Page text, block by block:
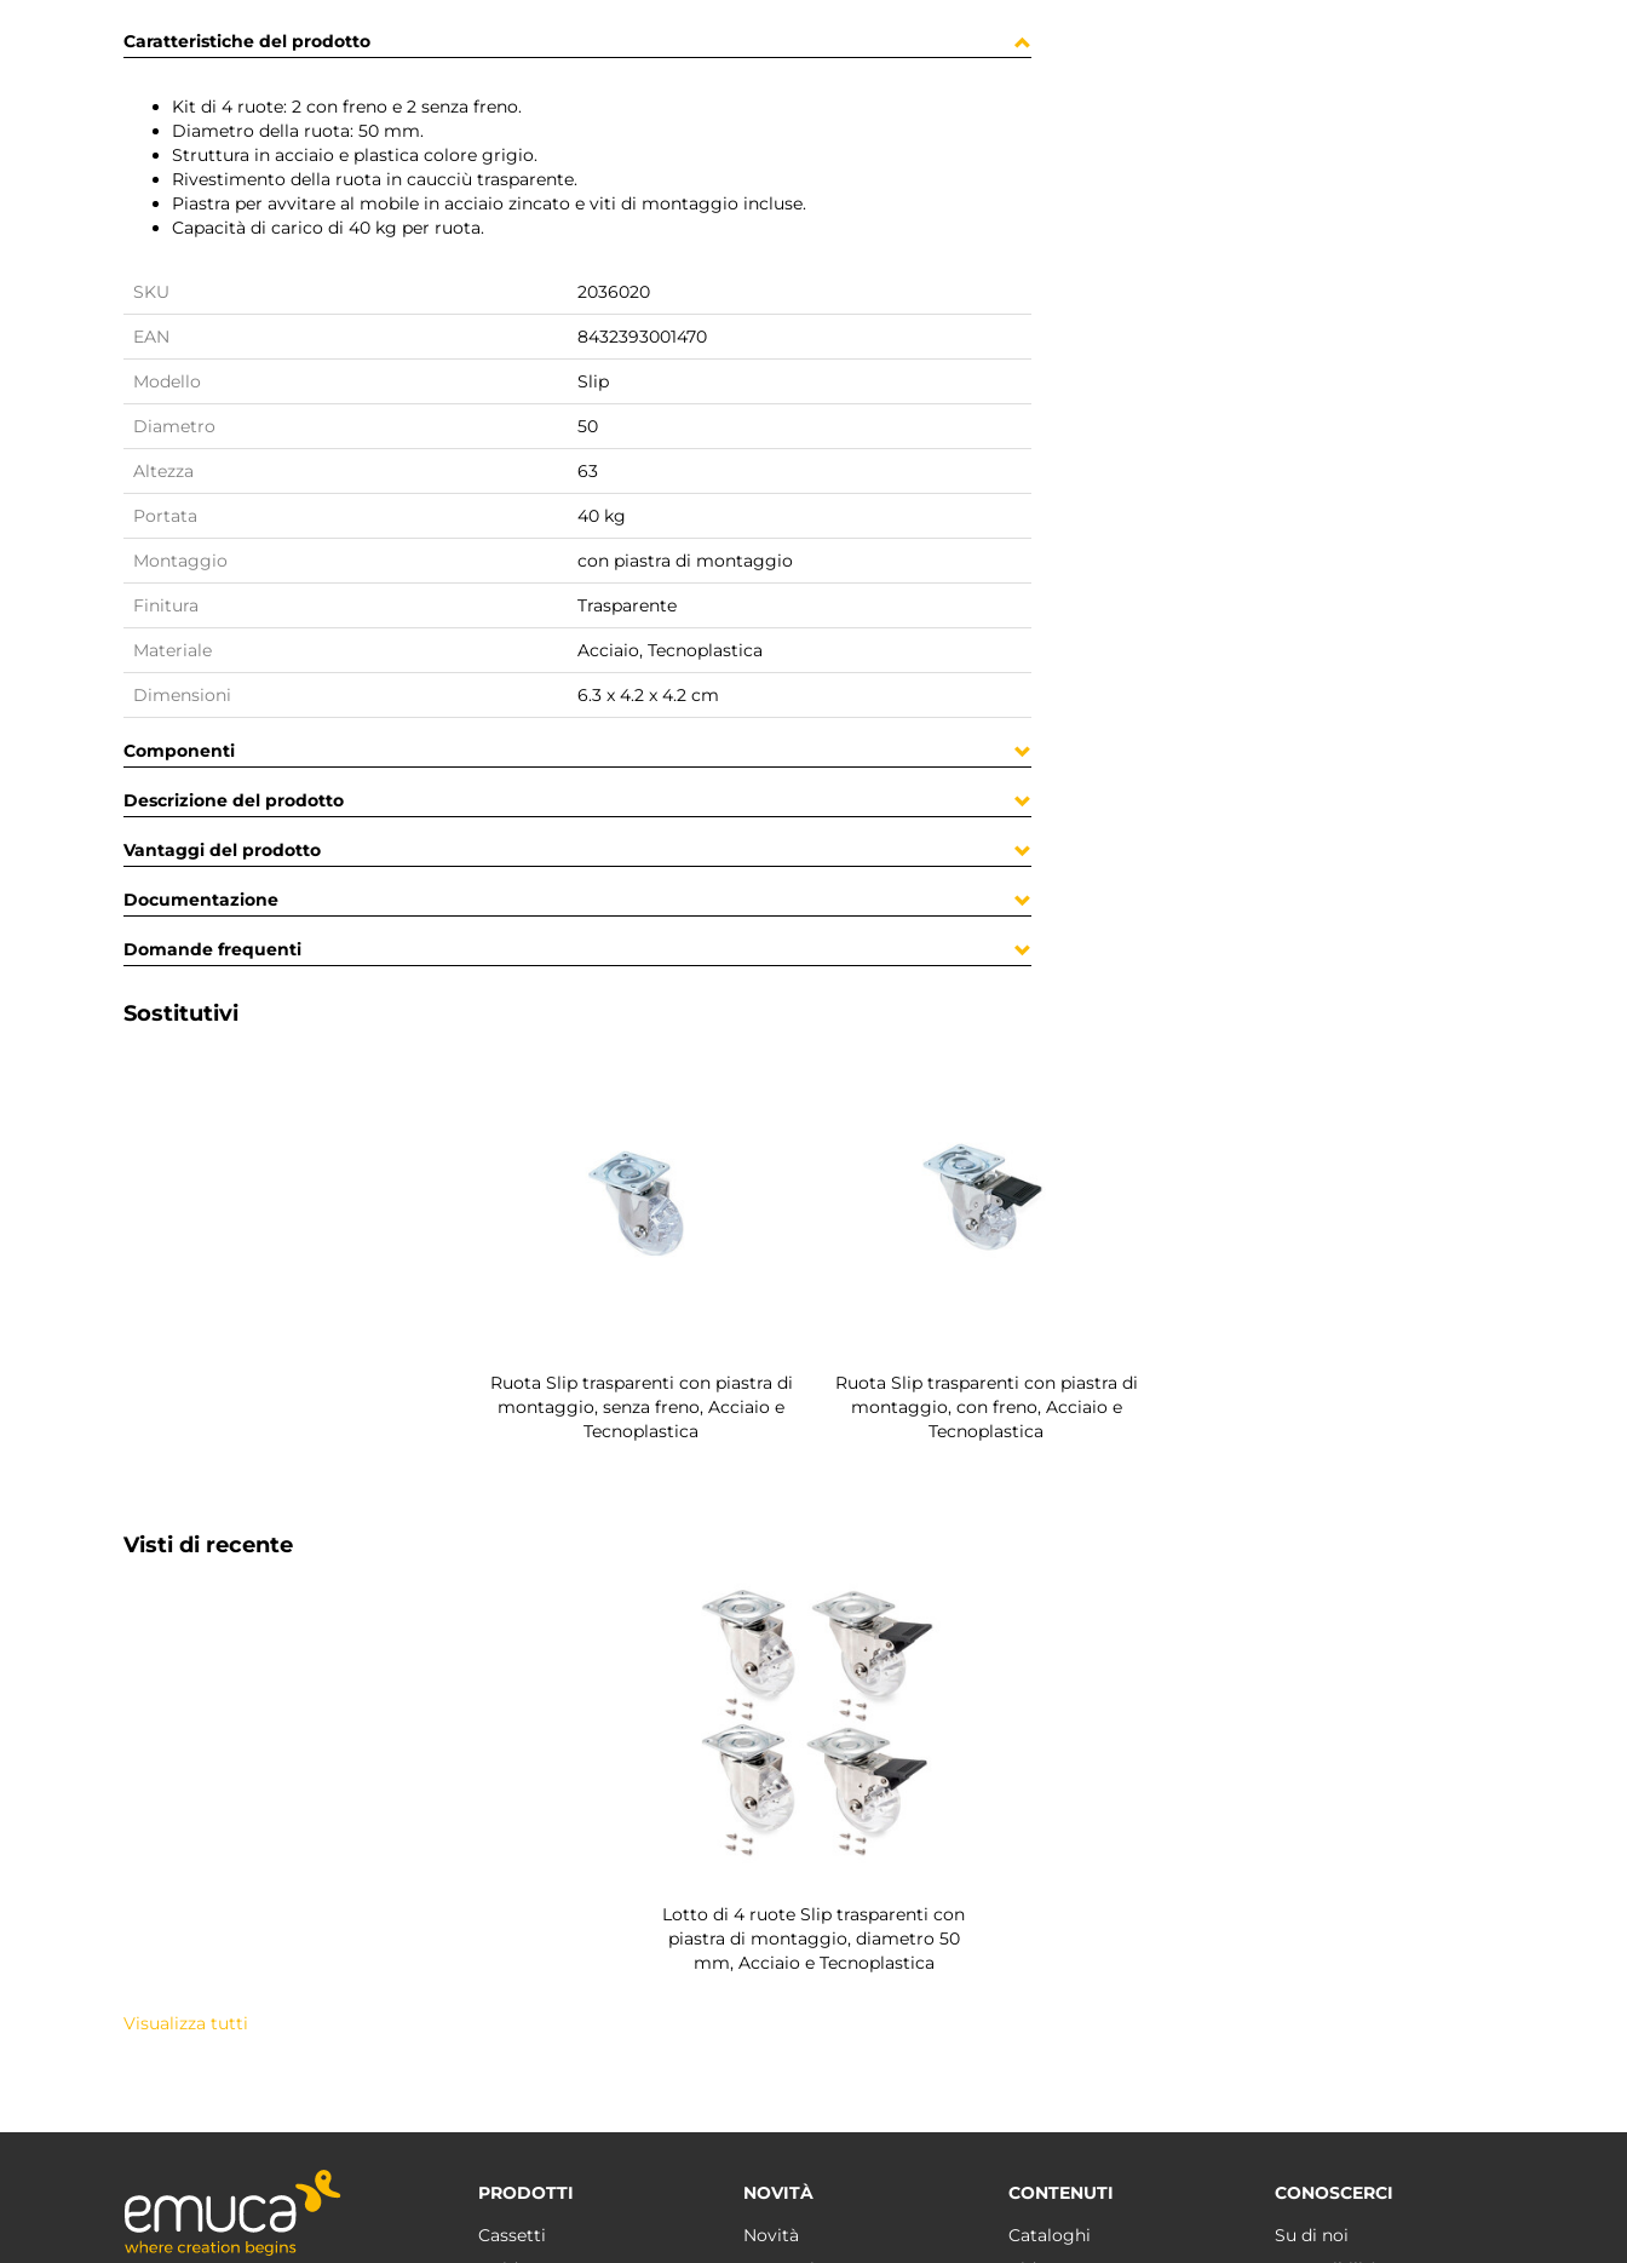
Caratteristiche del prodotto
Kit di 4 ruote: 2 con freno e 2 senza freno.
Diametro della ruota: 50 mm.
Struttura in acciaio e plastica colore grigio.
Rivestimento della ruota in caucciù trasparente.
Piastra per avvitare al mobile in acciaio zincato e viti di montaggio incluse.
Capacità di carico di 40 kg per ruota.
SKU 2036020
EAN 8432393001470
Modello Slip
Diametro 50
Altezza 63
Portata 40 kg
Montaggio con piastra di montaggio
Finitura Trasparente
Materiale Acciaio, Tecnoplastica
Dimensioni 6.3 x 4.2 x 4.2 cm
Componenti
Descrizione del prodotto
Vantaggi del prodotto
Documentazione
Domande frequenti
Sostitutivi
Ruota Slip trasparenti con piastra di
montaggio, senza freno, Acciaio e
Tecnoplastica
Ruota Slip trasparenti con piastra di
montaggio, con freno, Acciaio e
Tecnoplastica
Visti di recente
Lotto di 4 ruote Slip trasparenti con
piastra di montaggio, diametro 50
mm, Acciaio e Tecnoplastica
Visualizza tutti
PRODOTTI
Cassetti
NOVITÀ
Novità
CONTENUTI
Cataloghi
CONOSCERCI
Su di noi